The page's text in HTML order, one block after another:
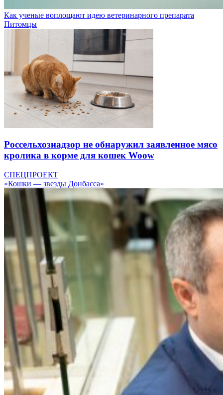
Как ученые воплощают идею ветеринарного препарата
Питомцы
Россельхознадзор не обнаружил заявленное мясо
кролика в корме для кошек Woow
СПЕЦПРОЕКТ
«Кошки — звезды Донбасса»